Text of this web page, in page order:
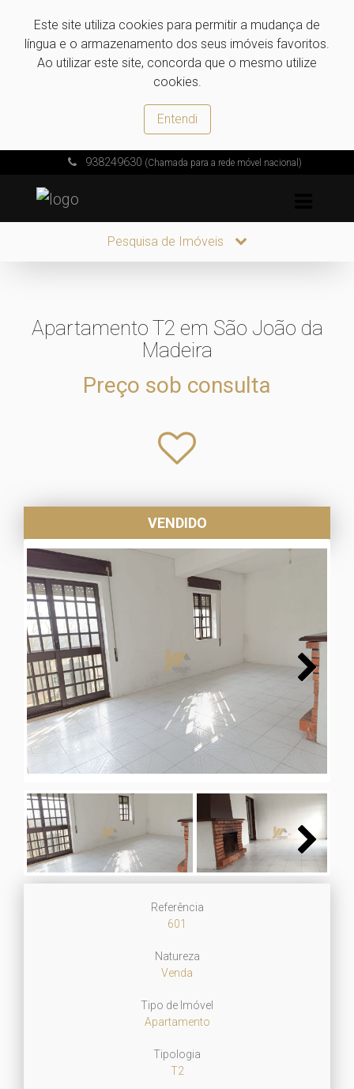
Este site utiliza cookies para permitir a mudança de
língua e o armazenamento dos seus imóveis favoritos.
Ao utilizar este site, concorda que o mesmo utilize
cookies.
Entendi
938249630 (Chamada para a rede móvel nacional)
Pesquisa de Imóveis
Apartamento T2 em São João da
Madeira
Preço sob consulta
VENDIDO
Next
Next
Referência
601
Natureza
Venda
Tipo de Imóvel
Apartamento
Tipologia
T2